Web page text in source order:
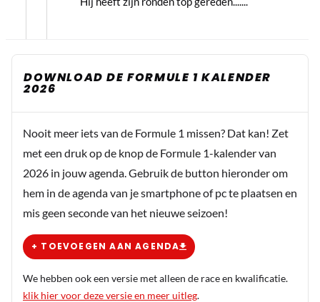
DOWNLOAD DE FORMULE 1 KALENDER
2026
Nooit meer iets van de Formule 1 missen? Dat kan! Zet
met een druk op de knop de Formule 1-kalender van
2026 in jouw agenda. Gebruik de button hieronder om
hem in de agenda van je smartphone of pc te plaatsen en
mis geen seconde van het nieuwe seizoen!
+ TOEVOEGEN AAN AGENDA
We hebben ook een versie met alleen de race en kwalificatie.
klik hier voor deze versie en meer uitleg.